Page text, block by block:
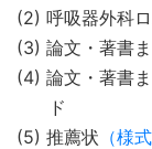
(2) 呼吸器外科
(3) 論文・著書
(4) 論文・著書
ド
(5) 推薦状 （様